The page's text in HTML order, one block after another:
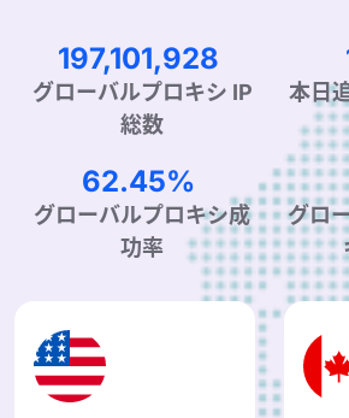
313,002,155
グローバルプロキシ IP
総数
本日
99.90%
グローバルプロキシ成
功率
グロ